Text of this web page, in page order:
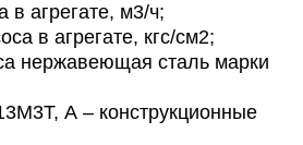
в агрегате, м3/ч;
в агрегате, кгс/см2;
нержавеющая сталь марки
А – конструкционные